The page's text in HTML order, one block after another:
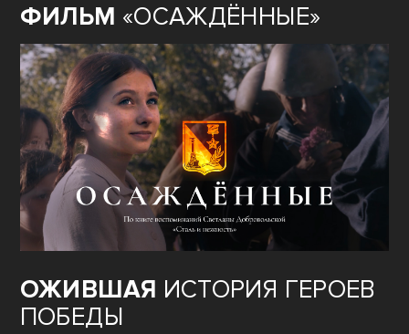
ФИЛЬМ «ОСАЖДЁННЫЕ»
ОЖИВШАЯ ИСТОРИЯ ГЕРОЕВ
ПОБЕДЫ